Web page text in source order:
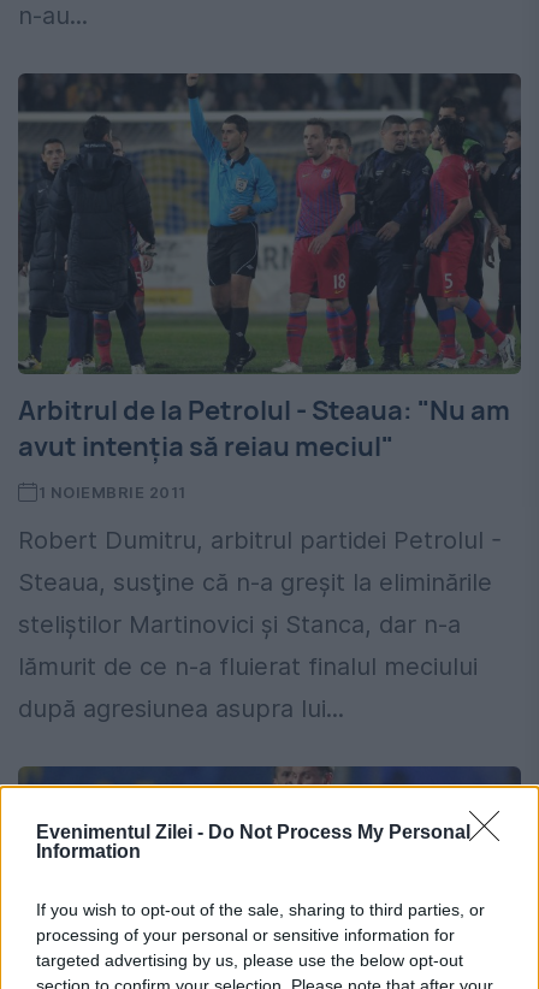
Evenimentul Zilei - Do Not Process My Personal
Information
If you wish to opt-out of the sale, sharing to third parties, or
processing of your personal or sensitive information for
targeted advertising by us, please use the below opt-out
section to confirm your selection. Please note that after your
n-au...
Arbitrul de la Petrolul - Steaua: "Nu am
avut intenţia să reiau meciul"
1 NOIEMBRIE 2011
Robert Dumitru, arbitrul partidei Petrolul -
Steaua, susţine că n-a greşit la eliminările
steliştilor Martinovici şi Stanca, dar n-a
lămurit de ce n-a fluierat finalul meciului
după agresiunea asupra lui...